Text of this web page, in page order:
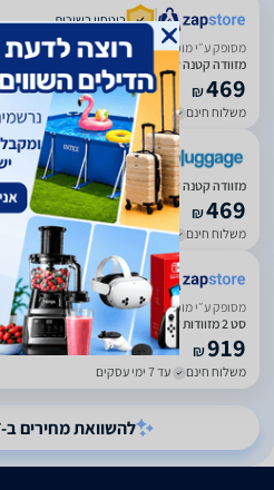
ביטחון בשירות
מסופק ע״י מוכר חיצוני
מזוודה קטנה קשיחה פרימיום עליה למטוס 20" – דגם Rome מבית Verage
₪469
משלוח חינם עד 7 ימי עסקים
1
(
9
מזוודה קטנה קשיחה פרימיום עליה למטוס 20" – דגם Rome מבית Verage
₪469
משלוח חינם עד 4 ימי עסקים
ביטחון בשירות
מסופק ע״י מוכר חיצוני
סט 2 מזוודות קשיחות פרימיום 20''/24'' מבית Verage דגם Rome
₪919
משלוח חינם עד 7 ימי עסקים
להשוואת מחירים ב-7 חנויות נוספות